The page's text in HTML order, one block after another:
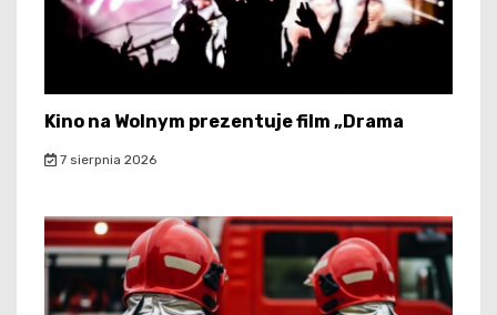
Kino na Wolnym prezentuje film „Drama
7 sierpnia 2026